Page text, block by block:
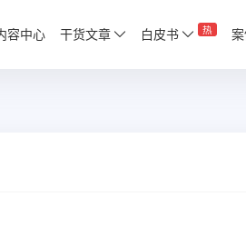
容中心 干货文章 白皮书 热